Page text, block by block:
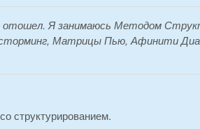
отошел. Я занимаюсь Методом
Матрицы Пью, Афинити
структурированием.